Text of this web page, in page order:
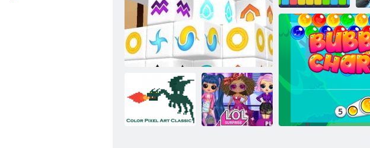
Finom mese
Tizenegy
tizenegy